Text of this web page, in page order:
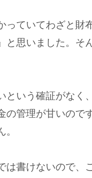
っていてわざと財
と思いました。そ
という確証がなく
の管理が甘いので
は書けないので、